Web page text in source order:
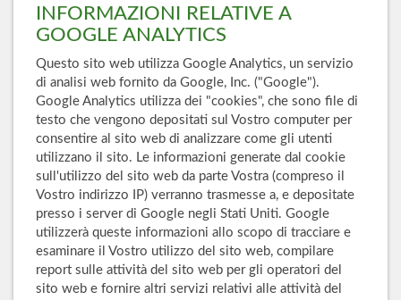
INFORMAZIONI RELATIVE A
GOOGLE ANALYTICS
Questo sito web utilizza Google Analytics, un servizio
di analisi web fornito da Google, Inc. ("Google").
Google Analytics utilizza dei "cookies", che sono file di
testo che vengono depositati sul Vostro computer per
consentire al sito web di analizzare come gli utenti
utilizzano il sito. Le informazioni generate dal cookie
sull'utilizzo del sito web da parte Vostra (compreso il
Vostro indirizzo IP) verranno trasmesse a, e depositate
presso i server di Google negli Stati Uniti. Google
utilizzerà queste informazioni allo scopo di tracciare e
esaminare il Vostro utilizzo del sito web, compilare
report sulle attività del sito web per gli operatori del
sito web e fornire altri servizi relativi alle attività del